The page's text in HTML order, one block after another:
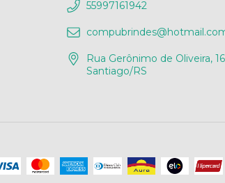
55997161942
Rua Gerônimo de Oliveira,
Santiago/RS